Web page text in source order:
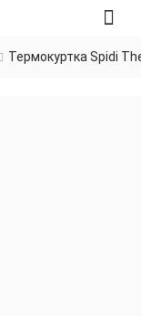
Термокуртка Spidi